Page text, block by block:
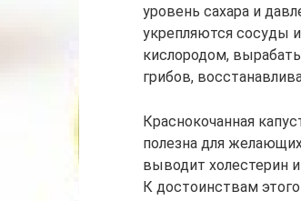
уровень сахара и
укрепляются сосуды
кислородом,
грибов,
Краснокочанная
полезна для
выводит холестерин
К достоинствам